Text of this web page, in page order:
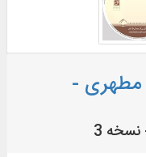
مطهری -
3